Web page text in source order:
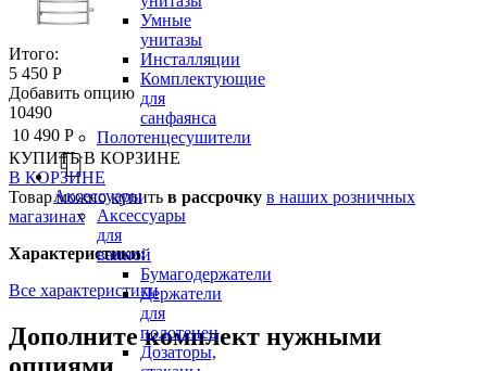
Умные
унитазы
Инсталляции
Комплектующие
для
санфаянса
Полотенцесушители
Аксессуары
Аксессуары
для
ванной
Бумагодержатели
Держатели
для
полотенец
Дозаторы,
Итого:
5 450 Р
Добавить опцию
10490
10 490 Р
КУПИТЬ В КОРЗИНЕ
В КОРЗИНЕ
Товар можно купить в рассрочку в наших розничных
магазинах
Характеристики:
Все характеристики
Дополните комплект нужными
опциями